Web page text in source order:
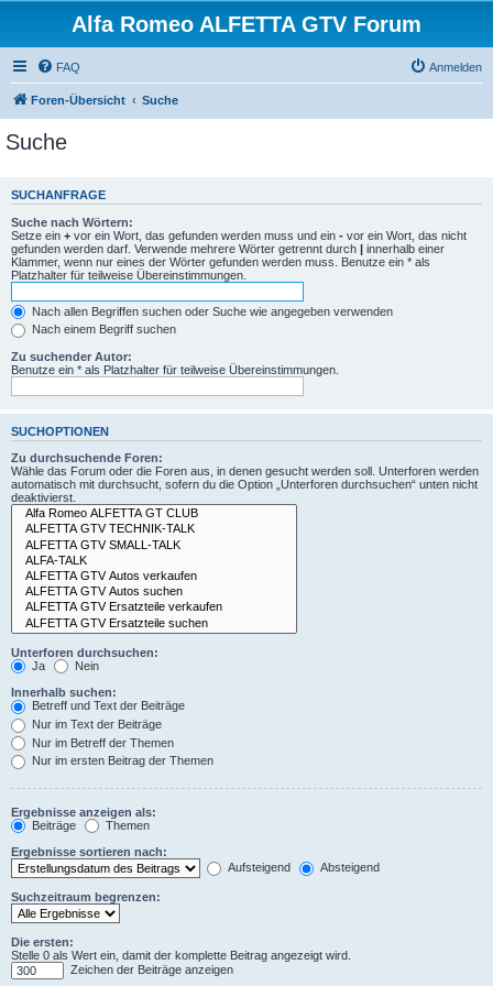
Alfa Romeo ALFETTA GTV Forum
FAQ Anmelden
Foren-Übersicht Suche
Suche
SUCHANFRAGE
Suche nach Wörtern:
Setze ein + vor ein Wort, das gefunden werden muss und ein - vor ein Wort, das nicht
gefunden werden darf. Verwende mehrere Wörter getrennt durch | innerhalb einer
Klammer, wenn nur eines der Wörter gefunden werden muss. Benutze ein * als
Platzhalter für teilweise Übereinstimmungen.
Nach allen Begriffen suchen oder Suche wie angegeben verwenden
Nach einem Begriff suchen
Zu suchender Autor:
Benutze ein * als Platzhalter für teilweise Übereinstimmungen.
SUCHOPTIONEN
Zu durchsuchende Foren:
Wähle das Forum oder die Foren aus, in denen gesucht werden soll. Unterforen werden
automatisch mit durchsucht, sofern du die Option „Unterforen durchsuchen“ unten nicht
deaktivierst.
Unterforen durchsuchen:
Ja
Nein
Innerhalb suchen:
Betreff und Text der Beiträge
Nur im Text der Beiträge
Nur im Betreff der Themen
Nur im ersten Beitrag der Themen
Ergebnisse anzeigen als:
Beiträge
Themen
Ergebnisse sortieren nach:
Aufsteigend
Absteigend
Suchzeitraum begrenzen:
Die ersten:
Stelle 0 als Wert ein, damit der komplette Beitrag angezeigt wird.
Zeichen der Beiträge anzeigen